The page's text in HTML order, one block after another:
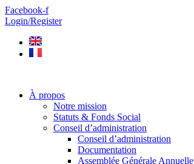
Facebook-f
Login/Register
À propos
Notre mission
Statuts & Fonds Social
Conseil d’administration
Conseil d’administration
Documentation
Assemblée Générale Annuelle